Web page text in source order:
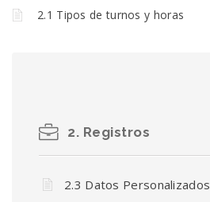
2.1 Tipos de turnos y horas
2. Registros
2.3 Datos Personalizados